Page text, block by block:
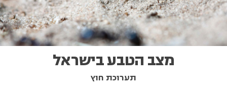
מצב הטבע בישראל
תערוכת חוץ